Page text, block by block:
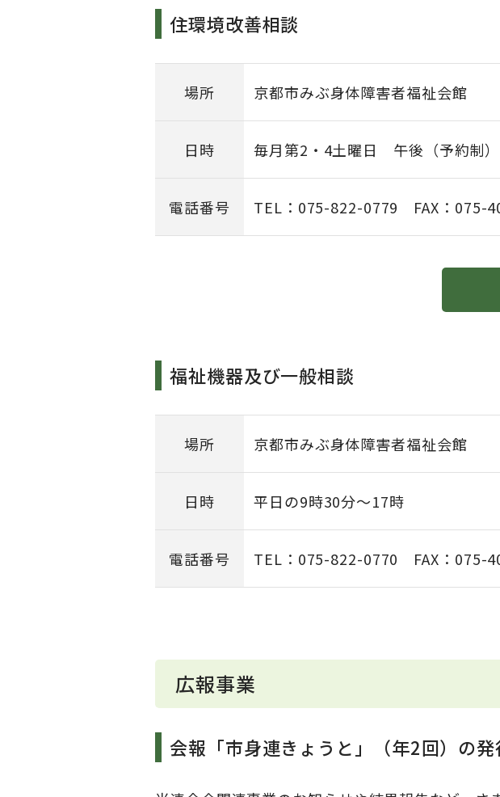
住環境改善相談
場所 京都市みぶ身体障害者福祉会館
日時 毎月第2・4土曜日 午後（予約制
電話番号 TEL：075-822-0779 FAX：075-
福祉機器及び一般相談
場所 京都市みぶ身体障害者福祉会館
日時 平日の9時30分～17時
電話番号 TEL：075-822-0770 FAX：075-
広報事業
会報「市身連きょうと」（年2回）の発